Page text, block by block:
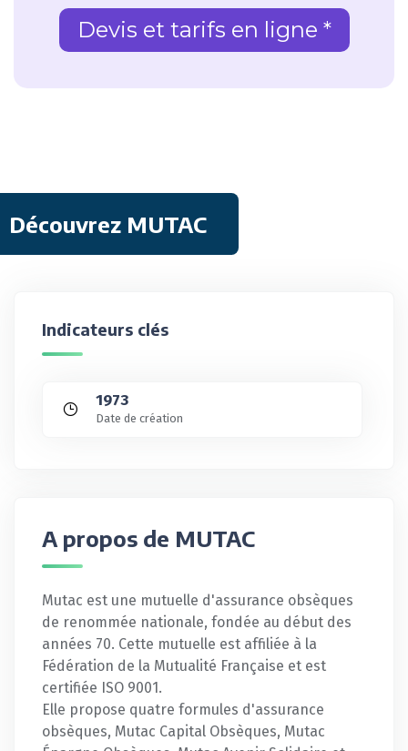
Devis et tarifs en ligne *
Découvrez MUTAC
Indicateurs clés
1973
Date de création
A propos de MUTAC
Mutac est une mutuelle d'assurance obsèques
de renommée nationale, fondée au début des
années 70. Cette mutuelle est affiliée à la
Fédération de la Mutualité Française et est
certifiée ISO 9001.
Elle propose quatre formules d'assurance
obsèques, Mutac Capital Obsèques, Mutac